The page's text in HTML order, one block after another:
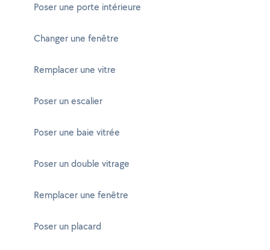
Poser une porte intérieure
Changer une fenêtre
Remplacer une vitre
Poser un escalier
Poser une baie vitrée
Poser un double vitrage
Remplacer une fenêtre
Poser un placard